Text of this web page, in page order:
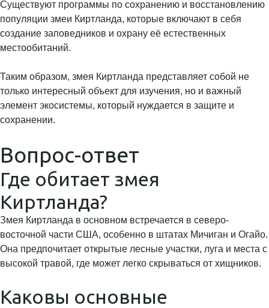
Существуют программы по сохранению и восстановлению
популяции змеи Киртланда, которые включают в себя
создание заповедников и охрану её естественных
местообитаний.
Таким образом, змея Киртланда представляет собой не
только интересный объект для изучения, но и важный
элемент экосистемы, который нуждается в защите и
сохранении.
Вопрос-ответ
Где обитает змея
Киртланда?
Змея Киртланда в основном встречается в северо-
восточной части США, особенно в штатах Мичиган и Огайо.
Она предпочитает открытые лесные участки, луга и места с
высокой травой, где может легко скрываться от хищников.
Каковы основные